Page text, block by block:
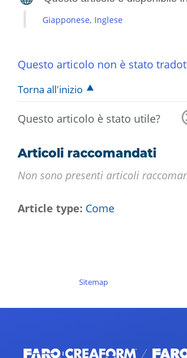
Giapponese Inglese
Questo articolo non è stato
Torna all'inizio
Questo articolo è stato utile?
Articoli raccomandati
Non sono presenti articoli
Article type Come
Sitemap